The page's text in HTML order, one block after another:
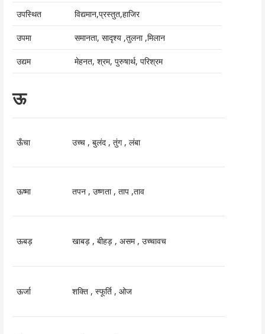
उपस्थित विद्यमान,प्रस्तुत,हाजिर
उपमा समानता, सादृश्य ,तुलना ,मिलान
उद्यम मेहनत, श्रम, पुरुषार्थ, परिश्रम
ऊ
ऊँचा उच्च , बुलंद , तुंग , लंबा
ऊष्मा तपन , उष्णता , ताप ,ताव
ऊबड़ खाबड़ , बीहड़ , असम , उच्चावच
ऊर्जा शक्ति , स्फूर्ति , ओज